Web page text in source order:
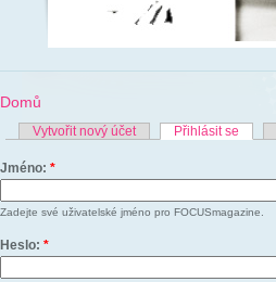
Domů
Vytvořit nový účet Přihlásit se
Jméno: *
Zadejte své uživatelské jméno pro FOCUSmagazine.
Heslo: *